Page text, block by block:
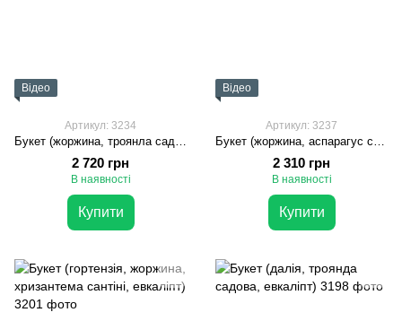
Відео
Артикул: 3234
Букет (жоржина, троянла садова, евкаліпт)
2 720 грн
В наявності
Купити
Відео
Артикул: 3237
Букет (жоржина, аспарагус стабілізоваий, евкаліпт)
2 310 грн
В наявності
Купити